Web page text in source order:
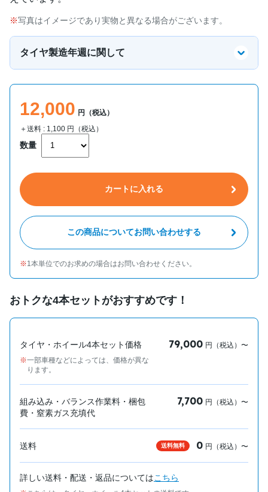
写真はイメージであり実物と異なる場合がございます。
タイヤ製造年週に関して
12,000 円（税込）
＋送料 : 1,100 円（税込）
数量
カートに入れる
この商品についてお問い合わせする
1本単位でのお求めの場合はお問い合わせください。
おトクな4本セットがおすすめです！
タイヤ・ホイール4本セット価格
一部車種などによっては、価格が異な
ります。
79,000 円（税込）〜
組み込み・バランス作業料・梱包
費・窒素ガス充填代
7,700 円（税込）〜
送料 送料無料 0 円（税込）〜
詳しい送料・配送・返品についてはこちら